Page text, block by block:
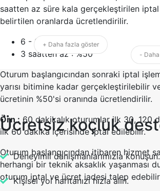
saatten az süre kala gerçekleştirilen iptal
belirtilen oranlarda ücretlendirilir.
6 - 3 saat : %25
3 saatten az : %50
Oturum başlangıcından sonraki iptal
yarısı bitimine kadar gerçekleştirilebilir
ücretinin %50'si oranında ücretlendirilir.
Örn : 60 dakikalık oturumlar ilk 30, 120
ilk 60 dakika içerisinde iptal edilebilir.
Oturum başlangıcından itibaren hizmet
herhangi bir teknik aksaklık yaşanması
oturum iptal ve ücret iadesi talep
+ Daha fazla göster
-
Ücretsiz koçluk
Deneyimli danışmanlarımızla konuşun.
Kişisel yol haritanızı hızla alın.